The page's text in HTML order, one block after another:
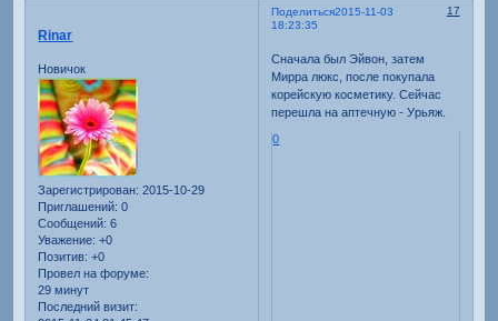
Поделиться 17
2015-11-03
18:23:35
Rinar
Новичок
Зарегистрирован: 2015-10-29
Приглашений: 0
Сообщений: 6
Уважение: +0
Позитив: +0
Провел на форуме:
29 минут
Последний визит:
Сначала был Эйвон, затем
Мирра люкс, после покупала
корейскую косметику. Сейчас
перешла на аптечную - Урьяж.
0